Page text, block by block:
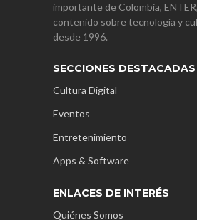
importante de Colombia,
contenido sobre tecnología y
desde 1996.
SECCIONES DESTACADAS
Cultura Digital
Eventos
Entretenimiento
Apps & Software
ENLACES DE INTERÉS
Quiénes Somos